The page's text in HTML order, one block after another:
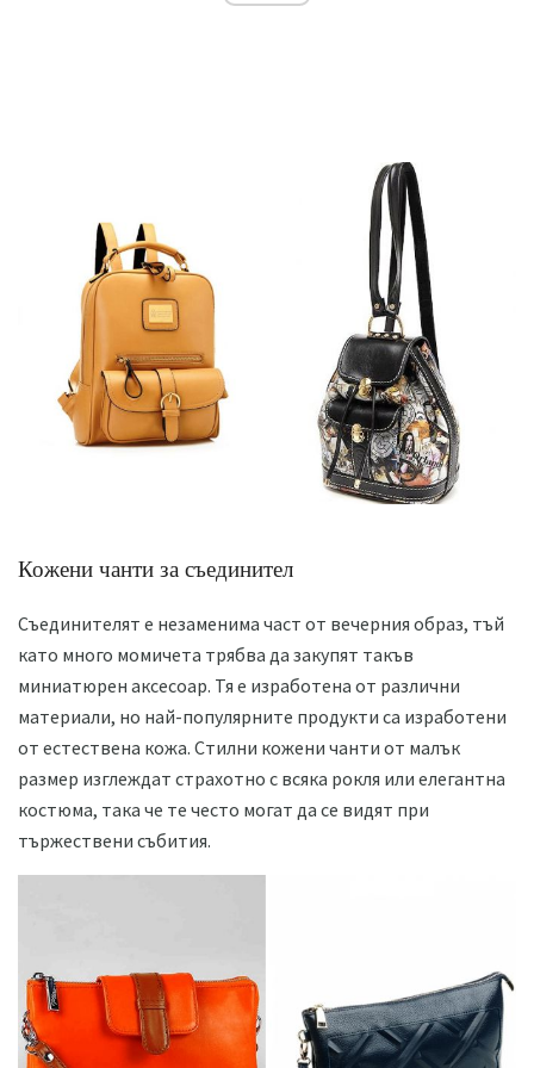
Кожени чанти за съединител
Съединителят е незаменима част от вечерния образ, тъй
като много момичета трябва да закупят такъв
миниатюрен аксесоар. Тя е изработена от различни
материали, но най-популярните продукти са изработени
от естествена кожа. Стилни кожени чанти от малък
размер изглеждат страхотно с всяка рокля или елегантна
костюма, така че те често могат да се видят при
тържествени събития.